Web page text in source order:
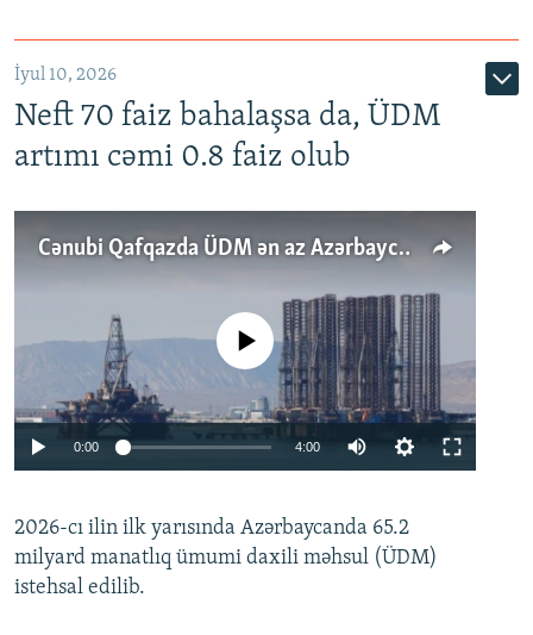
İyul 10, 2026
Neft 70 faiz bahalaşsa da, ÜDM
artımı cəmi 0.8 faiz olub
Cənubi Qafqazda ÜDM ən az Azərbaycanda artır: Qonşuları niyə Bakını qabaqlaya bilir?
Auto 240p 360p 480p
No media source currently available
0:00 4:00
360p
480p
2026-cı ilin ilk yarısında Azərbaycanda 65.2
milyard manatlıq ümumi daxili məhsul (ÜDM)
istehsal edilib.